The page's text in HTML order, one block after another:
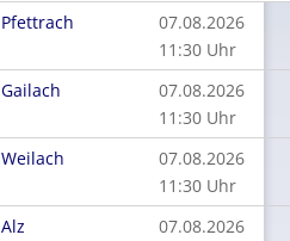
Pfettrach
07.08.2026
11:30 Uhr
Gailach
07.08.2026
11:30 Uhr
Weilach
07.08.2026
11:30 Uhr
Alz
07.08.2026